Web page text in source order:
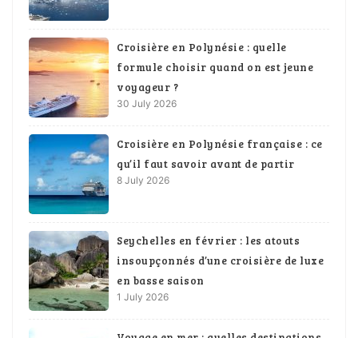
Croisière en Polynésie : quelle
formule choisir quand on est jeune
voyageur ?
30 July 2026
Croisière en Polynésie française : ce
qu’il faut savoir avant de partir
8 July 2026
Seychelles en février : les atouts
insoupçonnés d’une croisière de luxe
en basse saison
1 July 2026